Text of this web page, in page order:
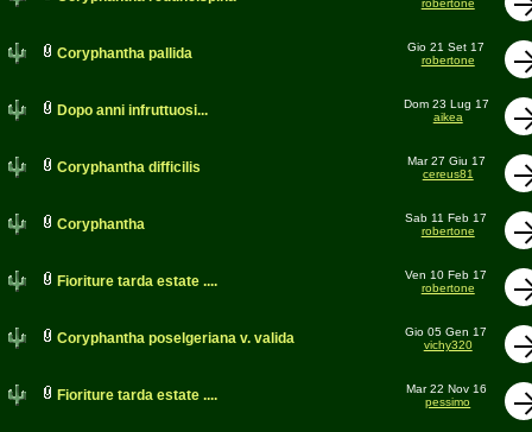
robertone
Coryphantha pallida
Gio 21 Set 17
robertone
Dopo anni infruttuosi...
Dom 23 Lug 17
aikea
Coryphantha difficilis
Mar 27 Giu 17
cereus81
Coryphantha
Sab 11 Feb 17
robertone
Fioriture tarda estate ....
Ven 10 Feb 17
robertone
Coryphantha poselgeriana v. valida
Gio 05 Gen 17
vichy320
Fioriture tarda estate ....
Mar 22 Nov 16
pessimo